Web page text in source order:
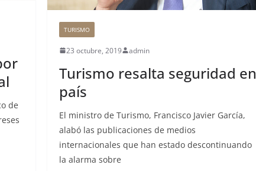
de
TURISMO
23 octubre, 2019 admin
Turismo resalta seguridad en
país
El ministro de Turismo, Francisco Javier García,
alabó las publicaciones de medios
internacionales que han estado descontinuando
la alarma sobre